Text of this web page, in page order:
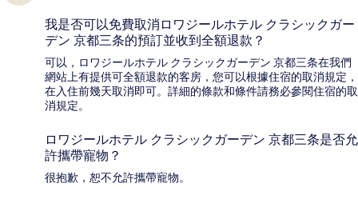
我是否可以免費取消ロワジールホテル クラシックガー
デン 京都三条的預訂並收到全額退款？
可以，ロワジールホテル クラシックガーデン 京都三条在我們
網站上有提供可全額退款的客房，您可以根據住宿的取消規定，
在入住前幾天取消即可。詳細的條款和條件請務必參閱住宿的取
消規定。
ロワジールホテル クラシックガーデン 京都三条是否允
許攜帶寵物？
很抱歉，恕不允許攜帶寵物。